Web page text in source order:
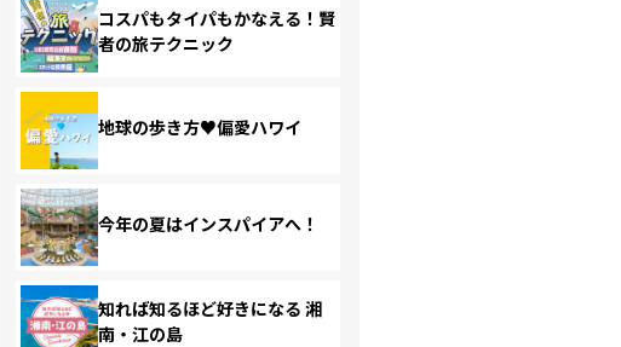
コスパもタイパもかなえる！賢
者の旅テクニック
地球の歩き方♥偏愛ハワイ
今年の夏はインスパイアへ！
知れば知るほど好きになる 湘
南・江の島